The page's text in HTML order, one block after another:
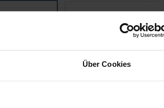
Über Cookies
ISBN 978-3-7489-3211-6
kann die MwSt. an der Kasse